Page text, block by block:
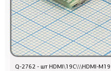
Q-2762 - шт HDMI\19C\\\HDMI-M19